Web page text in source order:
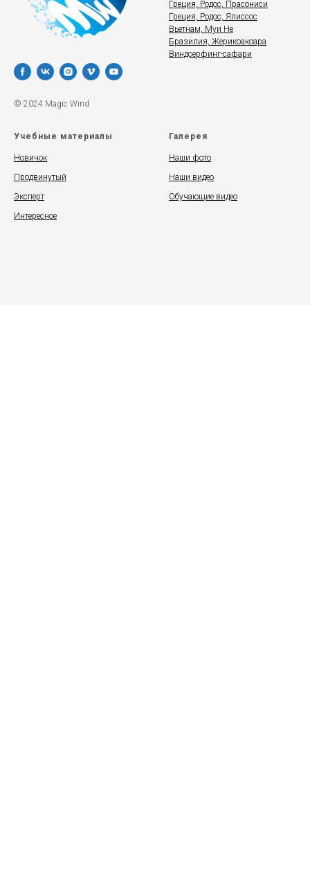
© 2024 Magic Wind
Греция, Родос, Прасониси
Греция, Родос, Ялиссос
Вьетнам, Муи Не
Бразилия, Жерикоакоара
Виндсерфинг-сафари
Учебные материалы
Новичок
Продвинутый
Эксперт
Интересное
Галерея
Наши фото
Наши видео
Обучающие видео